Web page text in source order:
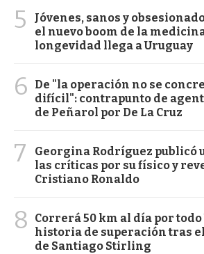
5
Jóvenes, sanos y
el nuevo boom de la
longevidad llega a Uruguay
6
De "la operación no se
difícil": contrapunto de
de Peñarol por De La Cruz
7
Georgina Rodríguez publicó
las críticas por su físico y
Cristiano Ronaldo
8
Correrá 50 km al día por todo
historia de superación tras
de Santiago Stirling